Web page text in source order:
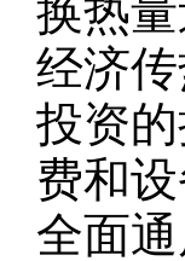
换热
经济
投资
费和
全面